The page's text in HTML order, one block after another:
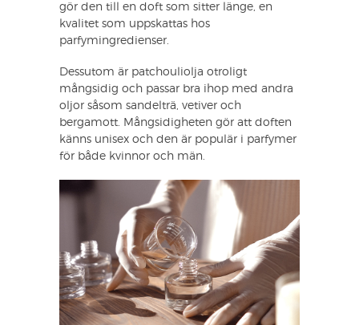
gör den till en doft som sitter länge, en
kvalitet som uppskattas hos
parfymingredienser.
Dessutom är patchouliolja otroligt
mångsidig och passar bra ihop med andra
oljor såsom sandelträ, vetiver och
bergamott. Mångsidigheten gör att doften
känns unisex och den är populär i parfymer
för både kvinnor och män.